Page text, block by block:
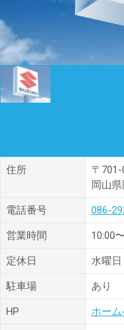
住所
〒701-
岡山
電話番号 086-
営業時間 10:00
定休日 水曜
駐車場 あり
HP ホー